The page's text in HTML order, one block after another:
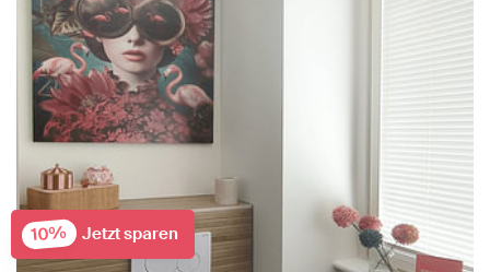
10% Jetzt sparen